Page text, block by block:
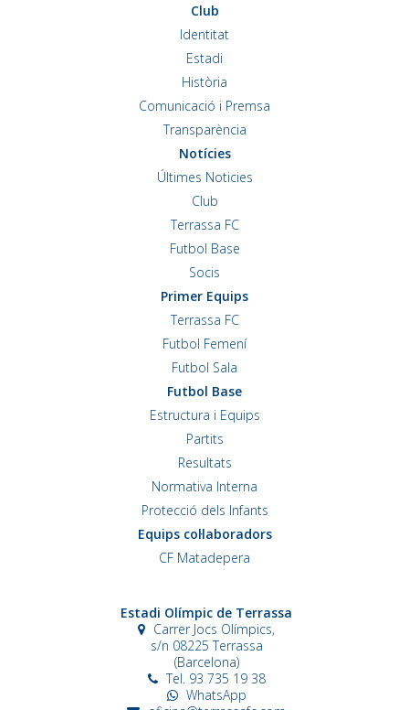
Club
Identitat
Estadi
Història
Comunicació i Premsa
Transparència
Notícies
Últimes Noticies
Club
Terrassa FC
Futbol Base
Socis
Primer Equips
Terrassa FC
Futbol Femení
Futbol Sala
Futbol Base
Estructura i Equips
Partits
Resultats
Normativa Interna
Protecció dels Infants
Equips col·laboradors
CF Matadepera
Estadi Olímpic de Terrassa
Carrer Jocs Olímpics,
s/n 08225 Terrassa
(Barcelona)
Tel. 93 735 19 38
WhatsApp